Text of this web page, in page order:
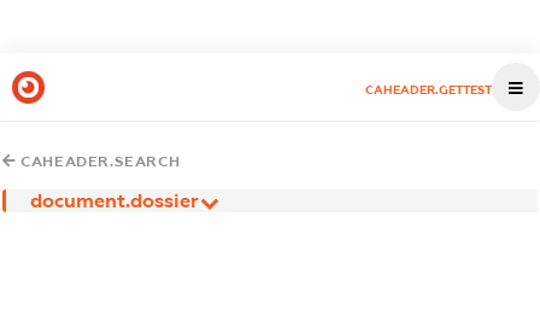
CAHEADER.GETTEST
CAHEADER.SEARCH
document.dossier